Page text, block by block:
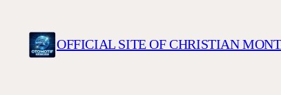
OFFICIAL SITE OF CHRISTIAN